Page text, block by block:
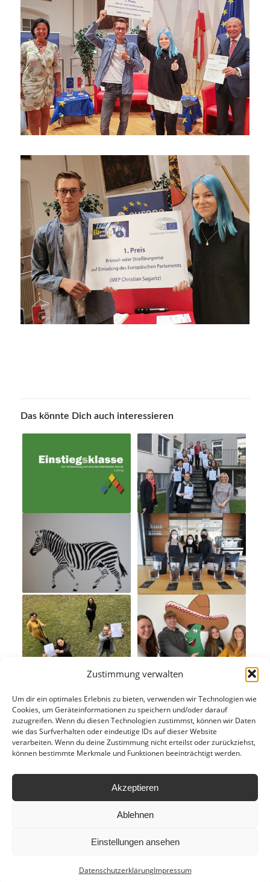
Zustimmung verwalten
Um dir ein optimales Erlebnis zu bieten, verwenden wir Technologien wie
Cookies, um Geräteinformationen zu speichern und/oder darauf
zuzugreifen. Wenn du diesen Technologien zustimmst, können wir Daten
wie das Surfverhalten oder eindeutige IDs auf dieser Website
verarbeiten. Wenn du deine Zustimmung nicht erteilst oder zurückziehst,
können bestimmte Merkmale und Funktionen beeinträchtigt werden.
Akzeptieren
Ablehnen
Einstellungen ansehen
DatenschutzerklärungImpressum
Das könnte Dich auch interessieren
HLWM Salzburg| 2024
Datenschutzerklärung
Impressum